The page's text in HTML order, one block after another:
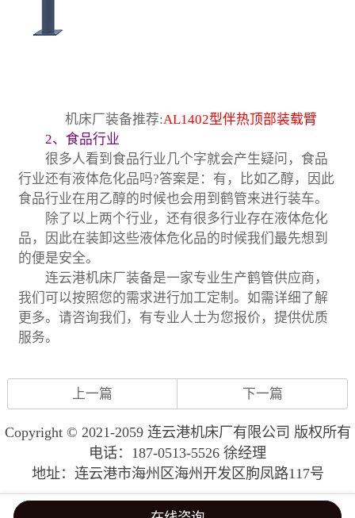
机床厂装备推荐:AL1402型伴热顶部装载臂
2、食品行业
很多人看到食品行业几个字就会产生疑问，食品
行业还有液体危化品吗?答案是：有，比如乙醇，因此
食品行业在用乙醇的时候也会用到鹤管来进行装车。
除了以上两个行业，还有很多行业存在液体危化
品，因此在装卸这些液体危化品的时候我们最先想到
的便是安全。
连云港机床厂装备是一家专业生产鹤管供应商，
我们可以按照您的需求进行加工定制。如需详细了解
更多。请咨询我们，有专业人士为您报价，提供优质
服务。
上一篇 下一篇
Copyright © 2021-2059 连云港机床厂有限公司 版权所有
电话：187-0513-5526 徐经理
地址：连云港市海州区海州开发区朐凤路117号